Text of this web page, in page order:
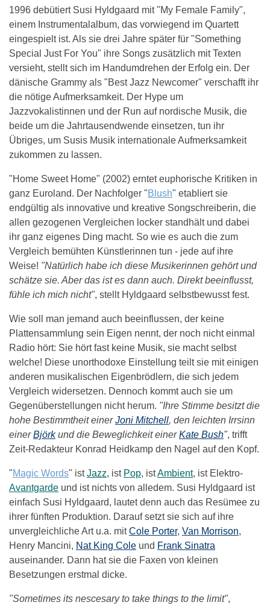
1996 debütiert Susi Hyldgaard mit "My Female Family",
einem Instrumentalalbum, das vorwiegend im Quartett
eingespielt ist. Als sie drei Jahre später für "Something
Special Just For You" ihre Songs zusätzlich mit Texten
versieht, stellt sich im Handumdrehen der Erfolg ein. Der
dänische Grammy als "Best Jazz Newcomer" verschafft ihr
die nötige Aufmerksamkeit. Der Hype um
Jazzvokalistinnen und der Run auf nordische Musik, die
beide um die Jahrtausendwende einsetzen, tun ihr
Übriges, um Susis Musik internationale Aufmerksamkeit
zukommen zu lassen.
"Home Sweet Home" (2002) erntet euphorische Kritiken in
ganz Euroland. Der Nachfolger "Blush" etabliert sie
endgültig als innovative und kreative Songschreiberin, die
allen gezogenen Vergleichen locker standhält und dabei
ihr ganz eigenes Ding macht. So wie es auch die zum
Vergleich bemühten Künstlerinnen tun - jede auf ihre
Weise! "Natürlich habe ich diese Musikerinnen gehört und
schätze sie. Aber das ist es dann auch. Direkt beeinflusst,
fühle ich mich nicht", stellt Hyldgaard selbstbewusst fest.
Wie soll man jemand auch beeinflussen, der keine
Plattensammlung sein Eigen nennt, der noch nicht einmal
Radio hört: Sie hört fast keine Musik, sie macht selbst
welche! Diese unorthodoxe Einstellung teilt sie mit einigen
anderen musikalischen Eigenbrödlern, die sich jedem
Vergleich widersetzen. Dennoch kommt auch sie um
Gegenüberstellungen nicht herum. "Ihre Stimme besitzt die
hohe Bestimmtheit einerJoni Mitchell, den leichten Irrsinn
einerBjörkund die Beweglichkeit einerKate Bush", trifft
Zeit-Redakteur Konrad Heidkamp den Nagel auf den Kopf.
"Magic Words" istJazz, ist Pop, istAmbient, ist Elektro-
Avantgarde und ist nichts von alledem. Susi Hyldgaard ist
einfach Susi Hyldgaard, lautet denn auch das Resümee zu
ihrer fünften Produktion. Darauf setzt sie sich auf ihre
unvergleichliche Art u.a. mitCole Porter, Van Morrison,
Henry Mancini, Nat King Cole und Frank Sinatra
auseinander. Dann hat sie die Faxen von kleinen
Besetzungen erstmal dicke.
"Sometimes its nescesary to take things to the limit",